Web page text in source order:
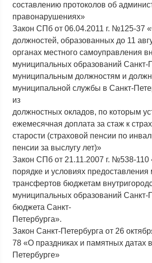
составлению протоколов об
правонарушениях»
Закон СПб от 06.04.2011 г. №125-37
должностей, образованных до 11
органах местного самоуправления
муниципальных образований Санкт-
муниципальным должностям и
муниципальной службы в Санкт-
из
должностных окладов, по которым
ежемесячная доплата за стаж к
старости (страховой пенсии по
пенсии за выслугу лет)»
Закон СПб от 21.11.2007 г. №538-
порядке и условиях
трансфертов бюджетам
муниципальных образований Санкт-
бюджета Санкт-
Петербурга».
Закон Санкт-Петербурга от 26
78 «О праздниках и памятных датах
Петербурге»